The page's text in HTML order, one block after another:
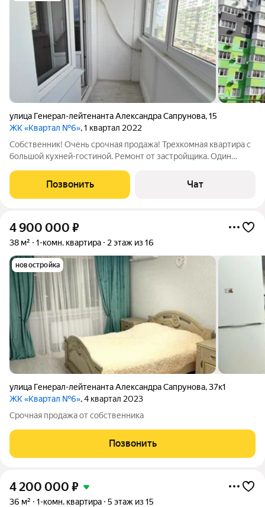
улица Генерал-лейтенанта Александра Сапрунова,15
ЖК «Квартал №6», 1 квартал 2022
Собственник! Очень срочная продажа! Трехкомная квартира с
большой кухней-гостиной. Ремонт от застройщика. Один
ипотеки Сбербанка. Готовы к переговорам для срочной
продажи
Позвонить Чат
4 900 000 ₽
38 м² 1-комн. квартира 2 этаж из 16
новостройка
улица Генерал-лейтенанта Александра Сапрунова,37к1
ЖК «Квартал №6», 4 квартал 2023
Срочная продажа от собственника
Позвонить
4 200 000 ₽
36 м² 1-комн. квартира 5 этаж из 15